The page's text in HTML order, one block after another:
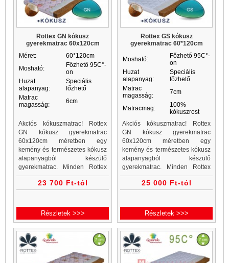
Rottex GN kókusz
gyerekmatrac 60x120cm
Méret:
60*120cm
Mosható:
Főzhető 95C°-
on
Huzat
alapanyag:
Speciális
főzhető
Matrac
magasság:
6cm
Akciós kókuszmatrac! Rottex
GN kókusz gyerekmatrac
60x120cm méretben egy
kemény és természetes kókusz
alapanyagból készülő
gyerekmatrac. Minden Rottex
kókuszmatrac, gyerekmatrac és
gyerekmatracok a Matrac
23 700 Ft-tól
Részletek >>>
Rottex GS kókusz
gyerekmatrac 60*120cm
Mosható:
Főzhető 95C°-
on
Huzat
alapanyag:
Speciális
főzhető
Matrac
magasság:
7cm
Matracmag:
100%
kókuszrost
Akciós kókuszmatrac! Rottex
GN kókusz gyerekmatrac
60x120cm méretben egy
kemény és természetes kókusz
alapanyagból készülő
gyerekmatrac. Minden Rottex
kókuszmatrac, gyerekmatrac és
gyerekmatracok a Matrac
25 000 Ft-tól
Részletek >>>